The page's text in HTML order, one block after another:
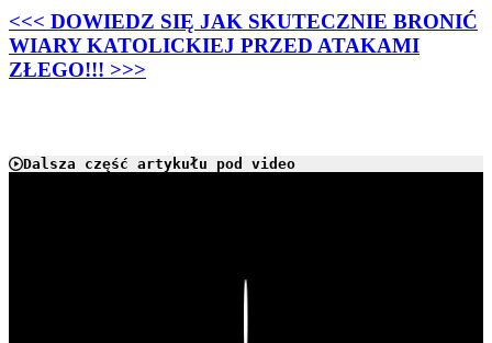
<<< DOWIEDZ SIĘ JAK SKUTECZNIE BRONIĆ
WIARY KATOLICKIEJ PRZED ATAKAMI
ZŁEGO!!! >>>
Dalsza część artykułu pod video